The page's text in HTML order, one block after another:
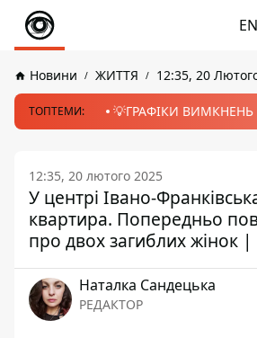
EN
Новини ЖИТТЯ 12:35, 20
ТОПТЕМИ: 💡ГРАФІКИ ВИМКНЕНЬ
12:35, 20 лютого 2025
У центрі Івано-
квартира. Попередньо
про двох загиблих
Наталка Сандецька
РЕДАКТОР